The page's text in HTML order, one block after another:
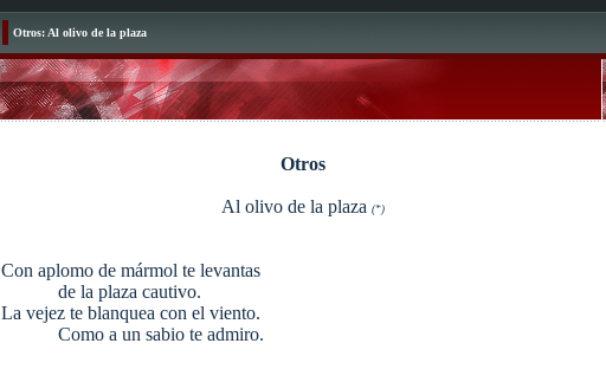
Otros: Al olivo de la plaza
Otros
Al olivo de la plaza (*)
Con aplomo de mármol te levantas
de la plaza cautivo.
La vejez te blanquea con el viento.
Como a un sabio te admiro.